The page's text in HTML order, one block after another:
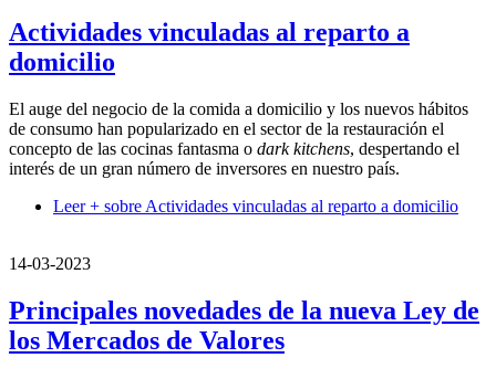
Actividades vinculadas al reparto a
domicilio
El auge del negocio de la comida a domicilio y los nuevos hábitos
de consumo han popularizado en el sector de la restauración el
concepto de las cocinas fantasma o dark kitchens, despertando el
interés de un gran número de inversores en nuestro país.
Leer + sobre Actividades vinculadas al reparto a domicilio
14-03-2023
Principales novedades de la nueva Ley de
los Mercados de Valores